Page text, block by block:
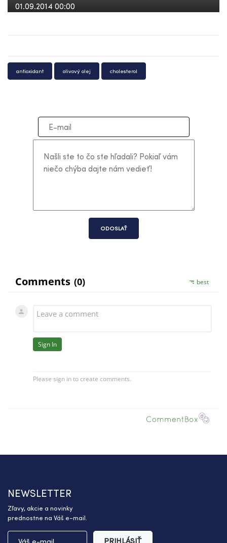
01.09.2014 00:00
antioxidant olivový olej cholesterol
ODOSLAŤ
NEWSLETTER
Zľavy, akcie a novinky
prednostne na Váš e-mail.
PRIHLÁSIŤ